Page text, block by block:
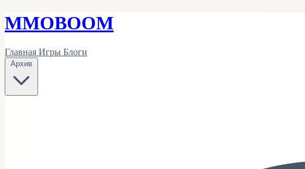
MMOBOOM
Главная Игры Блоги
Архив